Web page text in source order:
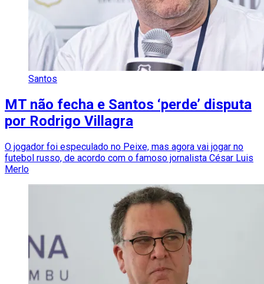
Santos
MT não fecha e Santos ‘perde’ disputa
por Rodrigo Villagra
O jogador foi especulado no Peixe, mas agora vai jogar no
futebol russo, de acordo com o famoso jornalista César Luis
Merlo